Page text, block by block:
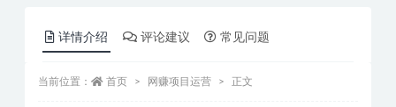
详情介绍 评论建议 常见问题
当前位置： 首页 网赚项目运营 正文